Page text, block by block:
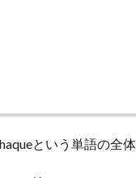
という単語の全